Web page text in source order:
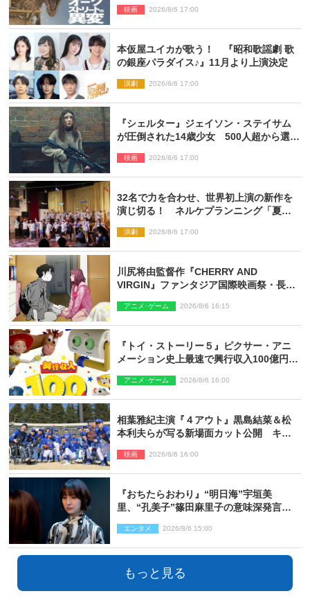
解禁
映画 2026/8/6 17:00
本仮屋ユイカが歌う！ 『昭和歌謡劇 歌
の銀座パラダイス♪』11月より上演決定
演劇 2026/8/6 17:00
『シェルター』ジェイソン・ステイサム
が圧倒された14歳少女 500人超から選出
とは
映画 2026/8/6 17:00
32名で力を合わせ、世界初上演の新作を
演じ切る！ ネルケプランニング「夏休
ト【最終日】
演劇 2026/8/6 17:00
川尻将由監督作『CHERRY AND
VIRGIN』ファンタジア国際映画祭・長編
アニメ･ゲーム 2026/8/6 16:15
『トイ・ストーリー５』ピクサー・アニ
メーション史上最速で興行収入100億円突
アニメ･ゲーム 2026/8/6 16:00
相葉雅紀主演『４アウト』黒島結菜＆松
本利夫らが写る新場面カット公開 キャ
映画 2026/8/6 16:00
『おちたらおわり』“明日海”宇垣美
里、“孔美子”篠田麻里子の意味深発言に
開」
エンタメ 2026/8/6 15:00
もっと見る